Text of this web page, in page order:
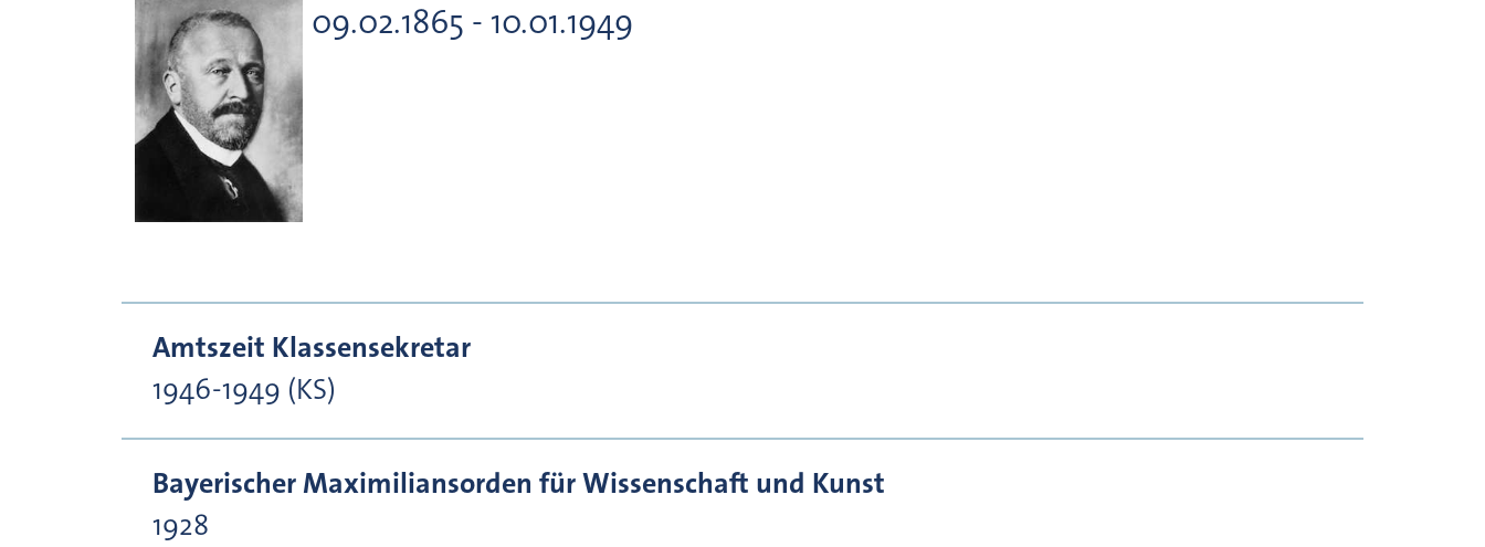
09.02.1865 - 10.01.1949
Amtszeit Klassensekretar
1946-1949 (KS)
Bayerischer Maximiliansorden für Wissenschaft und Kunst
1928